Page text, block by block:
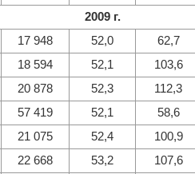
2009 г.
17 948 52,0 62,7
18 594 52,1 103,6
20 878 52,3 112,3
57 419 52,1 58,6
21 075 52,4 100,9
22 668 53,2 107,6